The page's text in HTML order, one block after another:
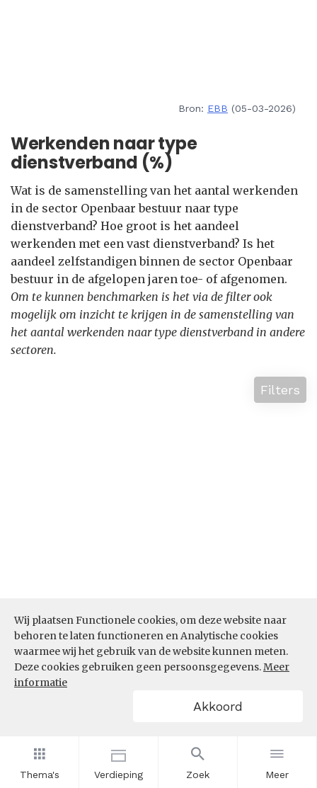
Thema's Verdieping Zoek Meer
Wij plaatsen Functionele cookies, om deze website naar
behoren te laten functioneren en Analytische cookies
waarmee wij het gebruik van de website kunnen meten.
Deze cookies gebruiken geen persoonsgegevens.Meer
informatie
Akkoord
Bron: EBB (05-03-2026)
Werkenden naar type
dienstverband (%)
Wat is de samenstelling van het aantal werkenden
in de sector Openbaar bestuur naar type
dienstverband? Hoe groot is het aandeel
werkenden met een vast dienstverband? Is het
aandeel zelfstandigen binnen de sector Openbaar
bestuur in de afgelopen jaren toe- of afgenomen.
Om te kunnen benchmarken is het via de filter ook
mogelijk om inzicht te krijgen in de samenstelling van
het aantal werkenden naar type dienstverband in andere
sectoren.
Filters
Werkenden deelname leven lang